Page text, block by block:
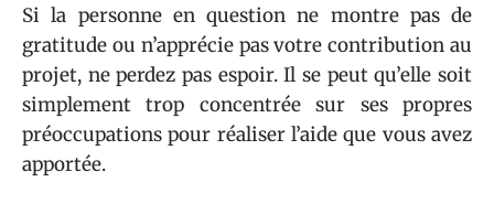
Si la personne en question ne montre pas de
gratitude ou n’apprécie pas votre contribution au
projet, ne perdez pas espoir. Il se peut qu’elle soit
simplement trop concentrée sur ses propres
préoccupations pour réaliser l’aide que vous avez
apportée.